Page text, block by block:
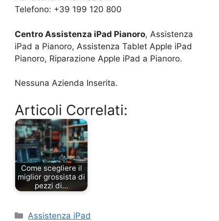
Telefono: +39 199 120 800
Centro Assistenza iPad Pianoro, Assistenza
iPad a Pianoro, Assistenza Tablet Apple iPad
Pianoro, Riparazione Apple iPad a Pianoro.
Nessuna Azienda Inserita.
Articoli Correlati:
Come scegliere il
miglior grossista di
pezzi di…
Categorie
Assistenza iPad